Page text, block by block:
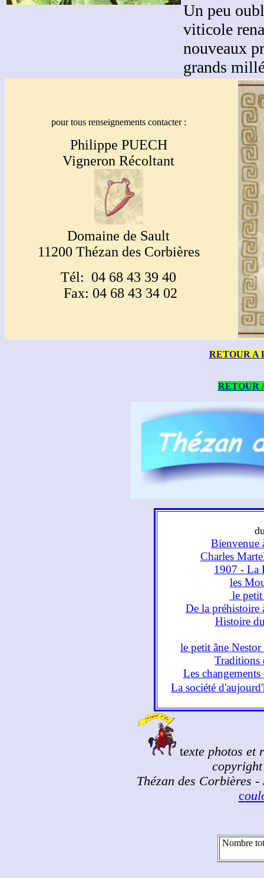
Un peu
viticole
nouveaux
grands
pour tous renseignements contacter :
Philippe PUECH
Vigneron Récoltant
Domaine de Sault
11200 Thézan des Corbières
Tél: 04 68 43 39 40
Fax: 04 68 43 34 02
RETOUR A
RETOUR
Bienvenue
Charles
1907 - La
les
le
De la préhistoire
Histoire
le petit âne
Traditions
Les
La société
texte photos
Thézan des Corbières
c
Nombre